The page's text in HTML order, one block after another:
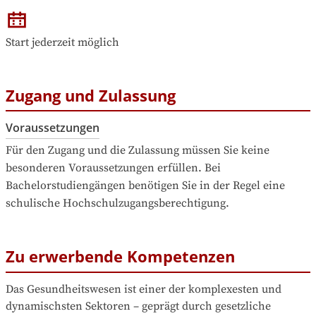
Start jederzeit möglich
Zugang und Zulassung
Voraussetzungen
Für den Zugang und die Zulassung müssen Sie keine
besonderen Voraussetzungen erfüllen. Bei
Bachelorstudiengängen benötigen Sie in der Regel eine
schulische Hochschulzugangsberechtigung.
Zu erwerbende Kompetenzen
Das Gesundheitswesen ist einer der komplexesten und
dynamischsten Sektoren – geprägt durch gesetzliche